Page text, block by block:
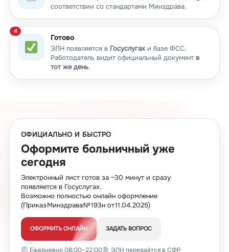
соответствии со стандартами Минздрава.
Готово
ЭЛН появляется в Госуслугахи базе ФСС.
Работодатель видит официальный документ в
тот же день.
ОФИЦИАЛЬНО И БЫСТРО
Оформите больничный уже
сегодня
Электронный лист готов за ~30 минут и сразу
появляется в Госуслугах.
Возможно полностью онлайн оформление
(Приказ Минздрава № 193н от 11.04.2025)
ОФОРМИТЬ ОНЛАЙН ЗАДАТЬ ВОПРОС
Ежедневно 08:00–22:00 ЭЛН передаётся в СФР